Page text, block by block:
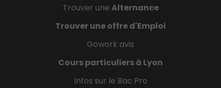
Trouver une Alternance
Trouver une offre d'Emploi
Gowork avis
Cours particuliers à Lyon
Infos sur le Bac Pro